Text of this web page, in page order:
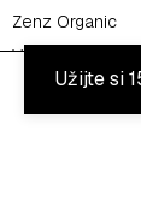
Tento web
Zenz Organic
Výhodné sety
Užijte si